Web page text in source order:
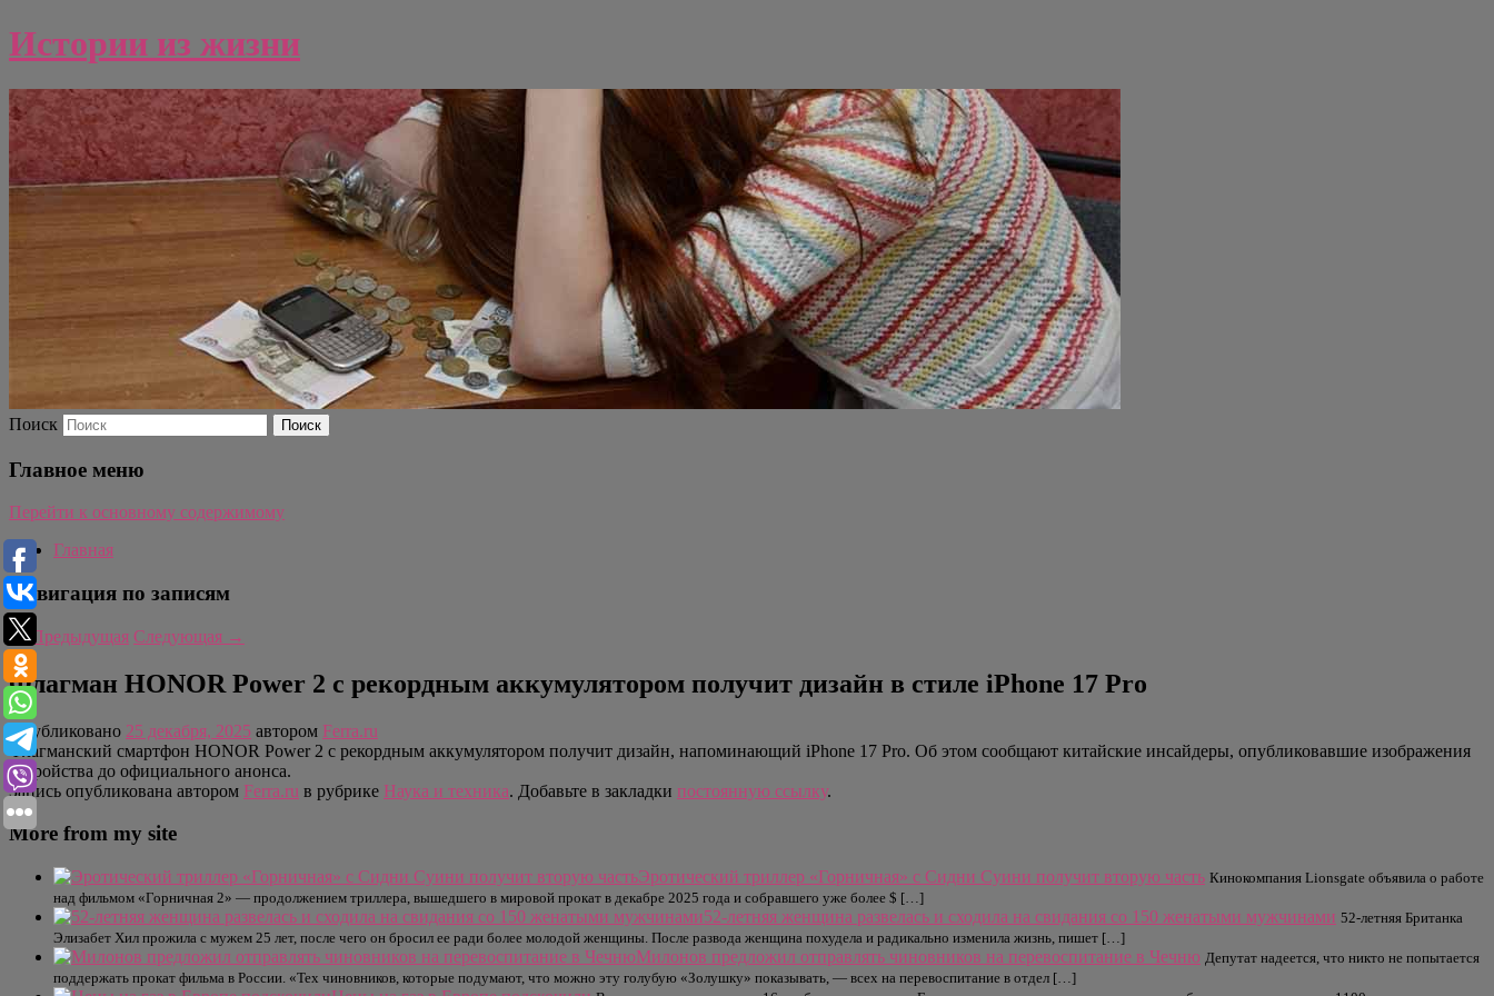
Истории из жизни
Поиск
Главное меню
Перейти к основному содержимому
Главная
Навигация по записям
←Предыдущая Следующая →
Флагман HONOR Power 2 с рекордным аккумулятором получит дизайн в стиле iPhone 17 Pro
Опубликовано 25 декабря, 2025 автором Ferra.ru
Флагманский смартфон HONOR Power 2 с рекордным аккумулятором получит дизайн, напоминающий iPhone 17 Pro. Об этом сообщают китайские инсайдеры, опубликовавшие изображения
устройства до официального анонса.
Запись опубликована автором Ferra.ru в рубрике Наука и техника. Добавьте в закладки постоянную ссылку.
More from my site
Эротический триллер «Горничная» с Сидни Суини получит вторую часть Кинокомпания Lionsgate объявила о работе
над фильмом «Горничная 2» — продолжением триллера, вышедшего в мировой прокат в декабре 2025 года и собравшего уже более $ […]
52-летняя женщина развелась и сходила на свидания со 150 женатыми мужчинами 52-летняя Британка
Элизабет Хил прожила с мужем 25 лет, после чего он бросил ее ради более молодой женщины. После развода женщина похудела и радикально изменила жизнь, пишет […]
Милонов предложил отправлять чиновников на перевоспитание в Чечню Депутат надеется, что никто не попытается
поддержать прокат фильма в России. «Тех чиновников, которые подумают, что можно эту голубую «Золушку» показывать, — всех на перевоспитание в отдел […]